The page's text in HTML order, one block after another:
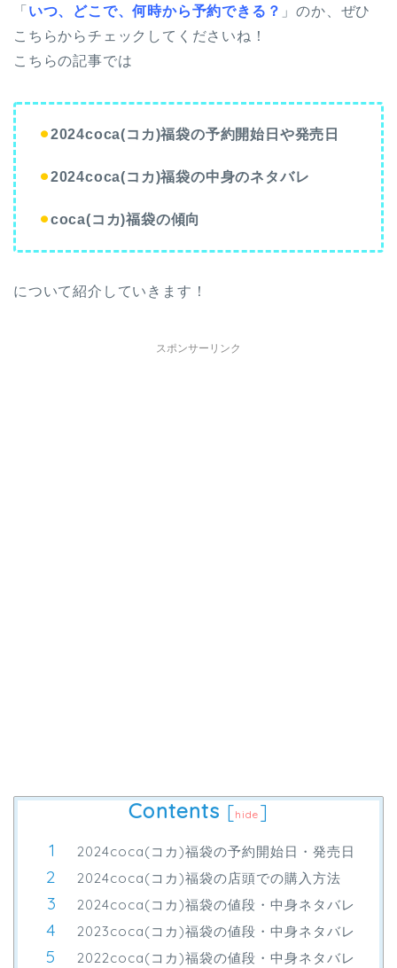
「 いつ、どこで、何時から予約できる？ 」のか、ぜひ
こちらからチェックしてくださいね！
こちらの記事では
⚫︎2024coca(コカ)福袋の予約開始日や発売日
⚫︎2024coca(コカ)福袋の中身のネタバレ
⚫︎coca(コカ)福袋の傾向
について紹介していきます！
スポンサーリンク
Contents [hide ]
2024coca(コカ)福袋の予約開始日・発売日
2024coca(コカ)福袋の店頭での購入方法
2024coca(コカ)福袋の値段・中身ネタバレ
2023coca(コカ)福袋の値段・中身ネタバレ
2022coca(コカ)福袋の値段・中身ネタバレ